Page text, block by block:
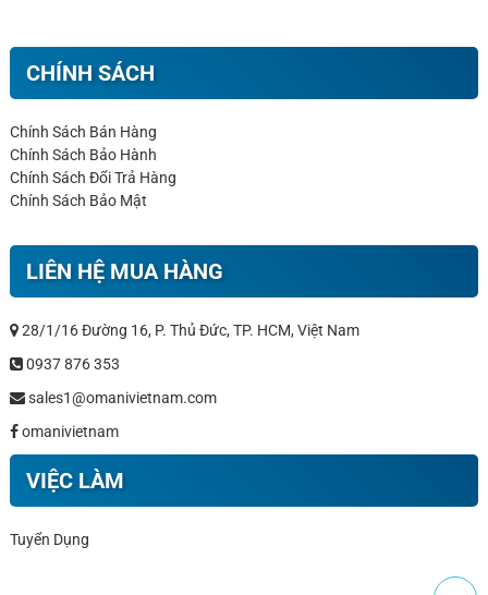
CHÍNH SÁCH
Chính Sách Bán Hàng
Chính Sách Bảo Hành
Chính Sách Đổi Trả Hàng
Chính Sách Bảo Mật
LIÊN HỆ MUA HÀNG
28/1/16 Đường 16, P. Thủ Đức, TP. HCM, Việt Nam
0937 876 353
sales1@omanivietnam.com
omanivietnam
VIỆC LÀM
Tuyển Dụng